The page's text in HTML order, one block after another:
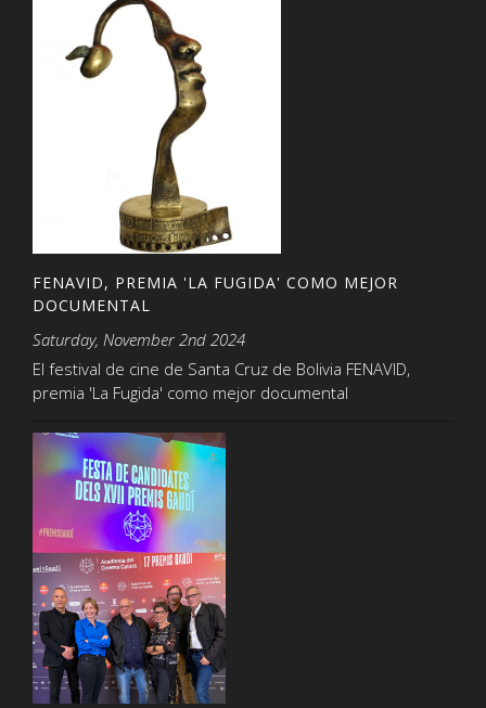
FENAVID, PREMIA 'LA FUGIDA' COMO MEJOR
DOCUMENTAL
Saturday, November 2nd 2024
El festival de cine de Santa Cruz de Bolivia FENAVID,
premia 'La Fugida' como mejor documental